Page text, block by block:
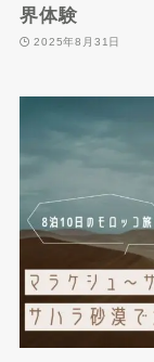
界体験
2025年8月31日